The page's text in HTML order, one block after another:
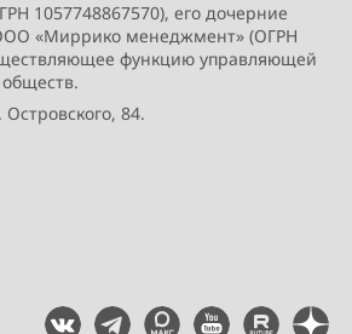
1057748867570), его дочерние
«Миррико менеджмент» (ОГРН
функцию управляющей
Островского, 84.